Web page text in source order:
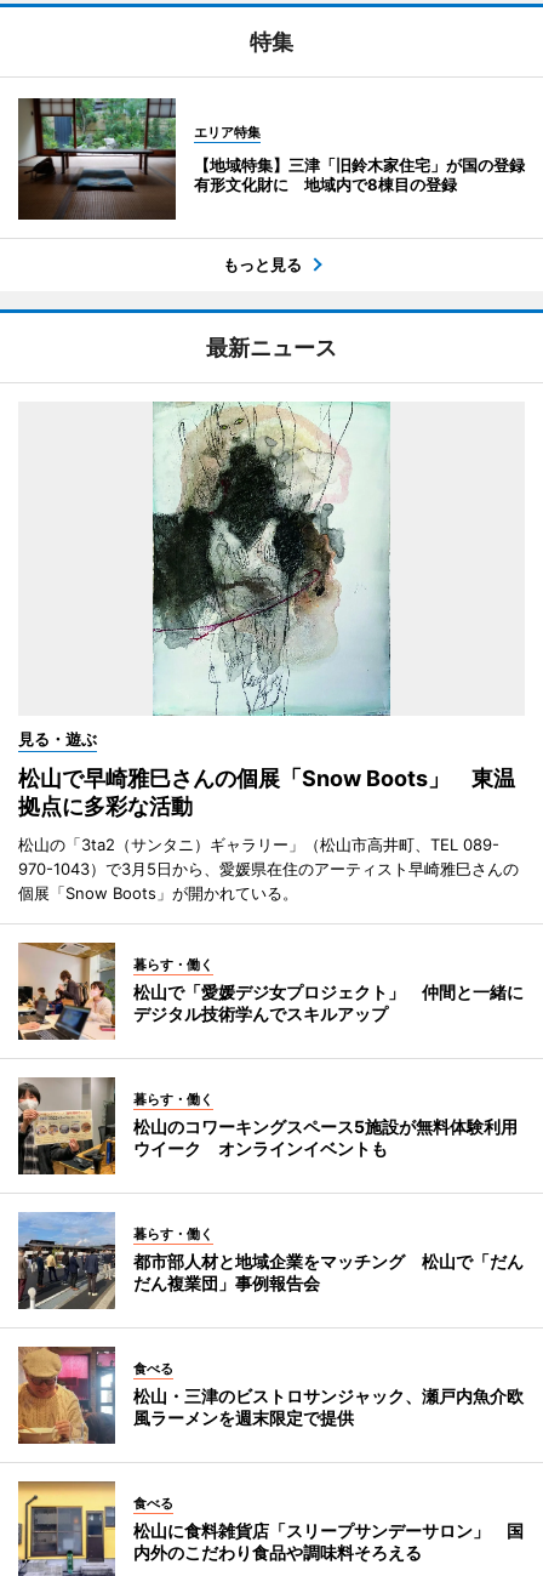
特集
エリア特集
【地域特集】三津「旧鈴木家住宅」が国の登録
有形文化財に 地域内で8棟目の登録
もっと見る
最新ニュース
見る・遊ぶ
松山で早崎雅巳さんの個展「Snow Boots」 東温
拠点に多彩な活動
松山の「3ta2（サンタニ）ギャラリー」（松山市高井町、TEL 089-
970-1043）で3月5日から、愛媛県在住のアーティスト早崎雅巳さんの
個展「Snow Boots」が開かれている。
暮らす・働く
松山で「愛媛デジ女プロジェクト」 仲間と一緒に
デジタル技術学んでスキルアップ
暮らす・働く
松山のコワーキングスペース5施設が無料体験利用
ウイーク オンラインイベントも
暮らす・働く
都市部人材と地域企業をマッチング 松山で「だん
だん複業団」事例報告会
食べる
松山・三津のビストロサンジャック、瀬戸内魚介欧
風ラーメンを週末限定で提供
食べる
松山に食料雑貨店「スリープサンデーサロン」 国
内外のこだわり食品や調味料そろえる